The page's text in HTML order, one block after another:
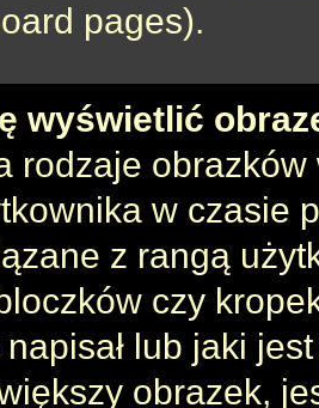
pages).
wyświetlić
rodzaje
w czasie
z rangą
czy
lub jaki
obrazek,